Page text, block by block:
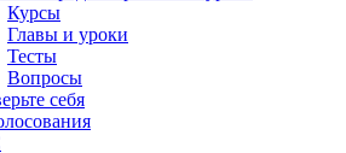
Курсы
Главы и уроки
Тесты
Вопросы
себя